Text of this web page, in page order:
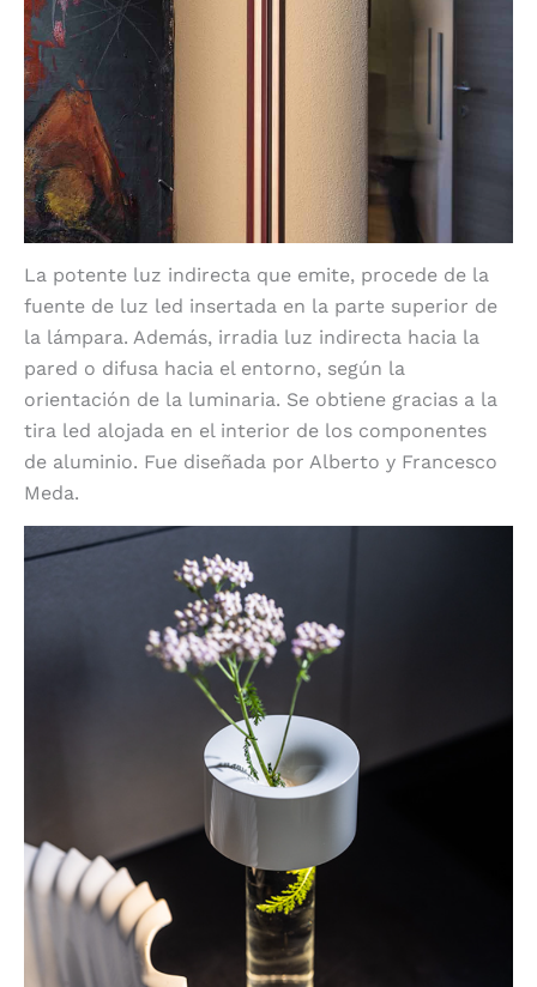
La potente luz indirecta que emite, procede de la
fuente de luz led insertada en la parte superior de
la lámpara. Además, irradia luz indirecta hacia la
pared o difusa hacia el entorno, según la
orientación de la luminaria. Se obtiene gracias a la
tira led alojada en el interior de los componentes
de aluminio. Fue diseñada por Alberto y Francesco
Meda.